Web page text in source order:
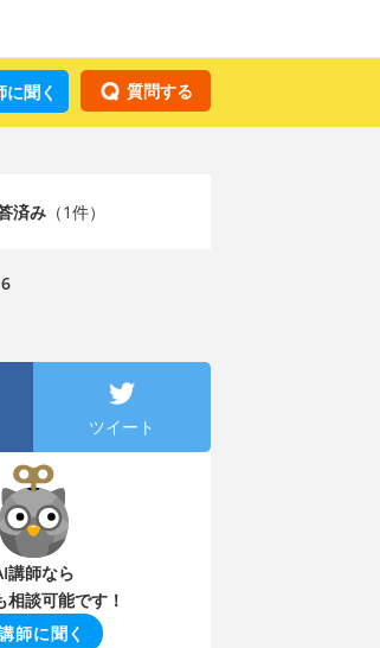
質問する
に聞く
済み（1件）
6
ツイート
講師なら
相談可能です！
師に聞く